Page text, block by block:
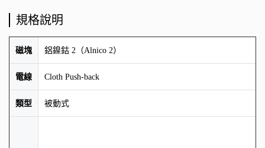
規格說明
磁塊 鋁鎳鈷 2（Alnico 2）
電線 Cloth Push-back
類型 被動式